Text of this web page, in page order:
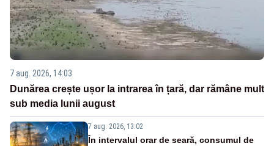
7 aug. 2026, 14:03
Dunărea crește ușor la intrarea în țară, dar rămâne mult
sub media lunii august
7 aug. 2026, 13:02
În intervalul orar de seară, consumul de